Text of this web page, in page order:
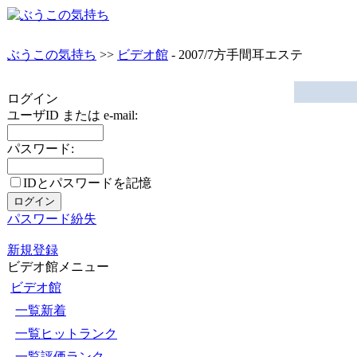
ぶうこの気持ち >> ビデオ館 - 2007/7方手間耳エステ
ログイン
ユーザID または e-mail:
パスワード:
IDとパスワードを記憶
パスワード紛失
新規登録
ビデオ館メニュー
ビデオ館
一覧新着
一覧ヒットランク